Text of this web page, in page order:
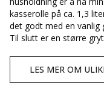
kasserolle på ca. 1,3
det godt med en vanlig
Til slutt er en større
LES MER OM